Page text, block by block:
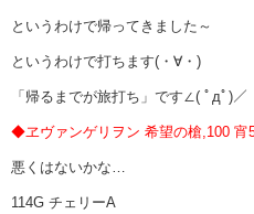
というわけで帰ってきました～
というわけで打ちます(・∀・)
「帰るまでが旅打ち」です∠( ﾟдﾟ)／
◆ヱヴァンゲリヲン 希望の槍,100 宵
悪くはないかな…
114G チェリーA